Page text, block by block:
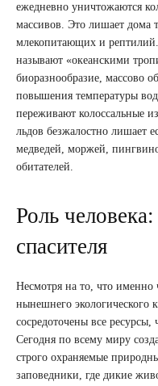
ежедневно уничтожаются
массивов. Это лишает дома
млекопитающих и
называют «океанскими
биоразнообразие, массово
повышения температуры
переживают колоссальные
льдов безжалостно лишает
медведей, моржей,
обитателей.
Роль
спасителя
Несмотря на то, что именно
нынешнего экологического
сосредоточены все ресурсы,
Сегодня по всему миру
строго охраняемые
заповедники, где дикие